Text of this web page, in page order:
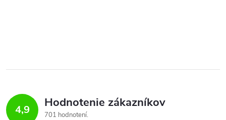
4,9 Hodnotenie zákazníkov
701 hodnotení